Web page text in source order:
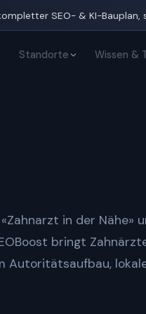
SEO- & KI-Bauplan,
Standorte Wissen &
in der Nähe»
bringt
Autoritätsaufbau,